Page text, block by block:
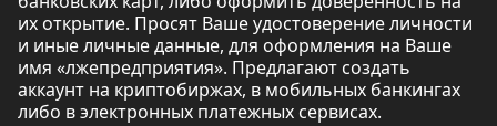
их открытие. Просят Ваше удостоверение личности
и иные личные данные, для оформления на Ваше
имя «лжепредприятия». Предлагают создать
аккаунт на криптобиржах, в мобильных банкингах
либо в электронных платежных сервисах.